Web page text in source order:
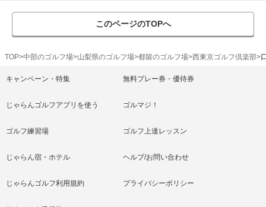
このページのTOPへ
TOP 中部のゴルフ場 山梨県のゴルフ場 都留のゴルフ場 西東京ゴルフ倶楽部
キャンペーン・特集 無料プレー券・優待券
じゃらんゴルフアプリを使う ゴルマジ！
ゴルフ練習場 ゴルフ上達レッスン
じゃらん宿・ホテル ヘルプ/お問い合わせ
じゃらんゴルフ利用規約 プライバシーポリシー